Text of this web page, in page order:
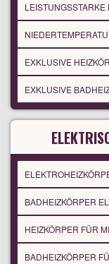
LEISTUNGSSTARKE
EXKLUSIVE
EXKLUSIVE
BADHEIZKÖRPER
HEIZKÖRPER FÜR
BADHEIZKÖRPER